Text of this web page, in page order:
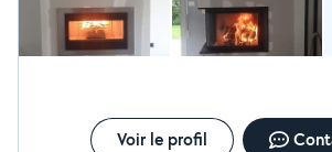
Voir le profil